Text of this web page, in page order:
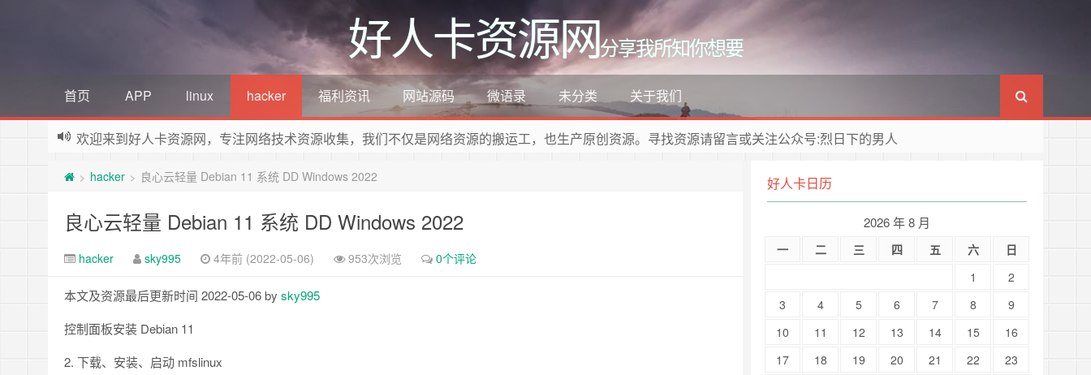
好人卡资源网分享我所知你想要
首页 APP linux hacker 福利资讯 网站源码 微语录 未分类 关于我们
欢迎来到好人卡资源网，专注网络技术资源收集，我们不仅是网络资源的搬运工，也生产原创资源。寻找资源请留言或关注公众号:烈日下的男人
> hacker > 良心云轻量 Debian 11 系统 DD Windows 2022
良心云轻量 Debian 11 系统 DD Windows 2022
hacker sky995 4年前 (2022-05-06) 953次浏览 0个评论
本文及资源最后更新时间 2022-05-06 by sky995
控制面板安装 Debian 11
2. 下载、安装、启动 mfslinux
好人卡日历
2026 年 8 月
一 二 三 四 五 六
日
1
2
3
4 5 6 7 8
9
10
11 12 13 14 15
16
17
18 19 20 21 22
23